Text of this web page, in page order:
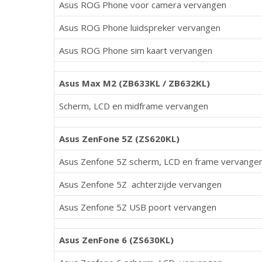
Asus ROG Phone voor camera vervangen
Asus ROG Phone luidspreker vervangen
Asus ROG Phone sim kaart vervangen
Asus Max M2 (ZB633KL / ZB632KL)
Scherm, LCD en midframe vervangen
Asus ZenFone 5Z (ZS620KL)
Asus Zenfone 5Z scherm, LCD en frame
Asus Zenfone 5Z achterzijde vervangen
Asus Zenfone 5Z USB poort vervangen
Asus ZenFone 6 (ZS630KL)